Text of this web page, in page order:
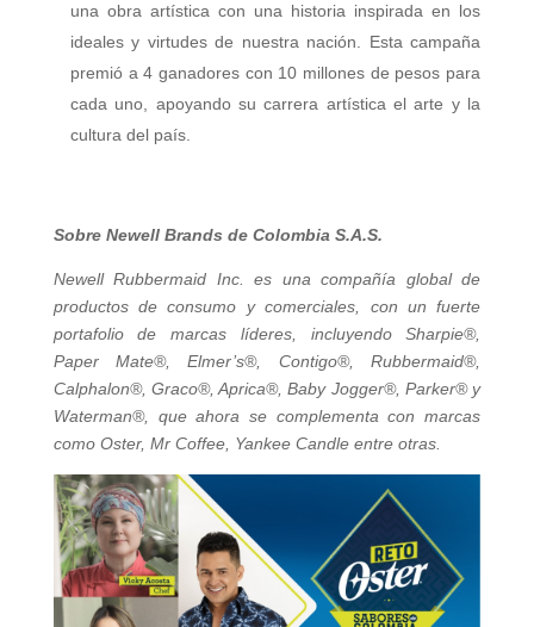
una obra artística con una historia inspirada en los
ideales y virtudes de nuestra nación. Esta campaña
premió a 4 ganadores con 10 millones de pesos para
cada uno, apoyando su carrera artística el arte y la
cultura del país.
Sobre Newell Brands de Colombia S.A.S.
Newell Rubbermaid Inc. es una compañía global de
productos de consumo y comerciales, con un fuerte
portafolio de marcas líderes, incluyendo Sharpie®,
Paper Mate®, Elmer’s®, Contigo®, Rubbermaid®,
Calphalon®, Graco®, Aprica®, Baby Jogger®, Parker® y
Waterman®, que ahora se complementa con marcas
como Oster, Mr Coffee, Yankee Candle entre otras.